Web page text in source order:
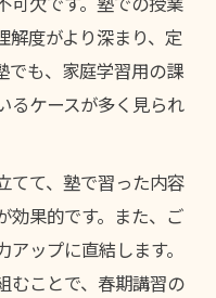
解度がより深まり、定
でも、家庭学習用の課
るケースが多く見られ
てて、塾で習った内容
効果的です。また、ご
ップに直結します。
むことで、春期講習の